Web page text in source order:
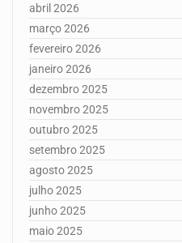
abril 2026
março 2026
fevereiro 2026
janeiro 2026
dezembro 2025
novembro 2025
outubro 2025
setembro 2025
agosto 2025
julho 2025
junho 2025
maio 2025